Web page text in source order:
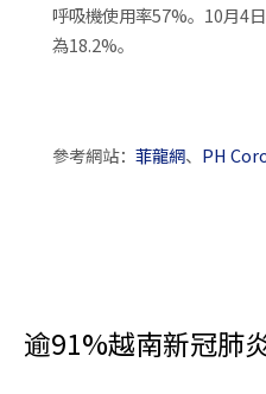
呼吸機使用率57%。10月4
為18.2%。
參考網站： 菲龍網、 PH
逾91%越南新冠肺